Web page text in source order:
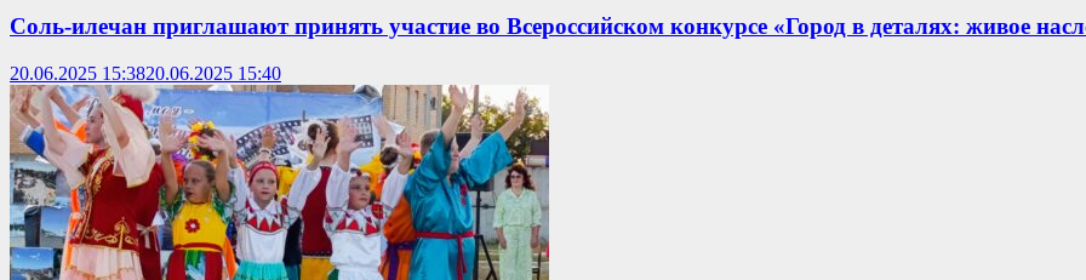
Соль-илечан приглашают принять участие во Всероссийском конкурсе «Город в деталях: живое
20.06.2025 15:3820.06.2025 15:40